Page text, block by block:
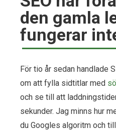
den gamla
fungerar
För tio år sedan handlade
om att fylla sidtitlar med
och se till att
sekunder. Jag minns hur
du Googles algoritm och